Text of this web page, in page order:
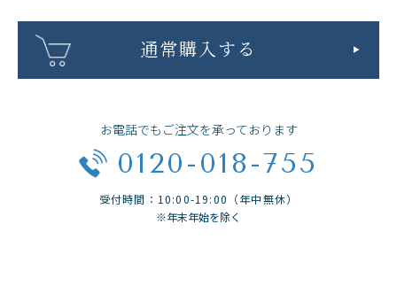
通常購入する
お電話でもご注文を承っております
0120-018-755
受付時間：10:00-19:00（年中無休）
※年末年始を除く